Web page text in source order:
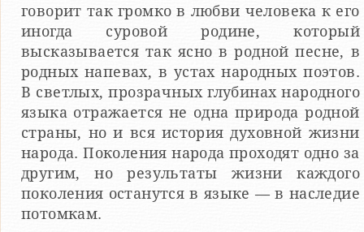
говорит так громко в любви человека к его
иногда суровой родине, который
высказывается так ясно в родной песне, в
родных напевах, в устах народных поэтов.
В светлых, прозрачных глубинах народного
языка отражается не одна природа родной
страны, но и вся история духовной жизни
народа. Поколения народа проходят одно за
другим, но результаты жизни каждого
поколения останутся в языке — в наследие
потомкам.